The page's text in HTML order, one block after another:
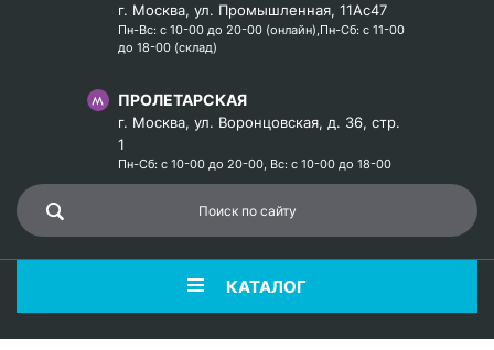
г. Москва, ул. Промышленная, 11Ас47
Пн-Вс: с 10-00 до 20-00 (онлайн),Пн-Сб: с 11-00
до 18-00 (склад)
ПРОЛЕТАРСКАЯ
г. Москва, ул. Воронцовская, д. 36, стр.
1
Пн-Сб: с 10-00 до 20-00, Вс: с 10-00 до 18-00
КАТАЛОГ